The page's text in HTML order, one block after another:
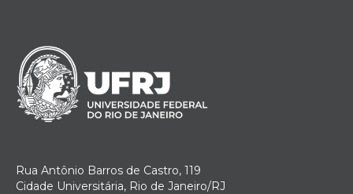
Rua Antônio Barros de Castro, 119
Cidade Universitária, Rio de Janeiro/RJ